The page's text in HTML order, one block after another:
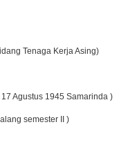
Tenaga Kerja Asing)
Agustus 1945 Samarinda )
semester II )